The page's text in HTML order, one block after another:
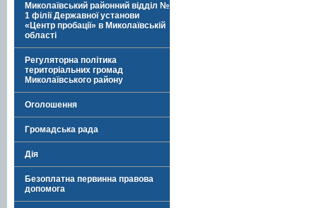
Миколаївський районний відділ №
1 філії Державної установи
«Центр пробації» в Миколаївській
області
Регуляторна політика
територіальних громад
Миколаївського району
Оголошення
Громадська рада
Дія
Безоплатна первинна правова
допомога